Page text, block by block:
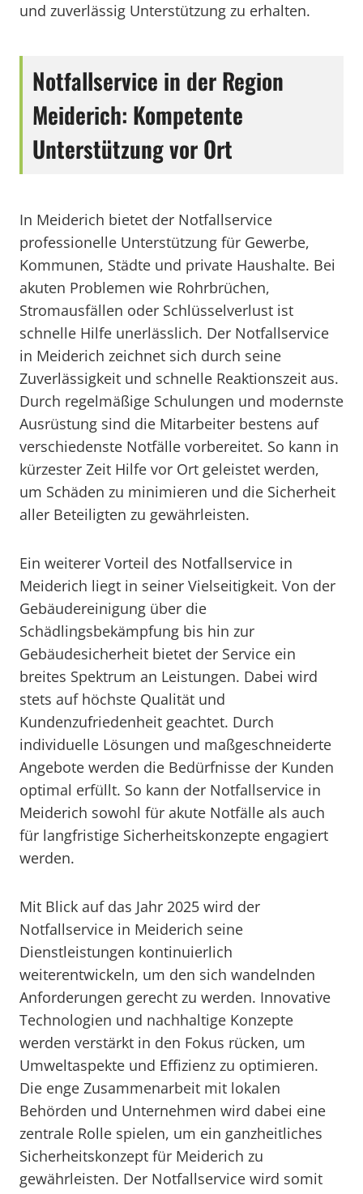
und zuverlässig Unterstützung zu erhalten.
Notfallservice in der Region
Meiderich: Kompetente
Unterstützung vor Ort
In Meiderich bietet der Notfallservice
professionelle Unterstützung für Gewerbe,
Kommunen, Städte und private Haushalte. Bei
akuten Problemen wie Rohrbrüchen,
Stromausfällen oder Schlüsselverlust ist
schnelle Hilfe unerlässlich. Der Notfallservice
in Meiderich zeichnet sich durch seine
Zuverlässigkeit und schnelle Reaktionszeit aus.
Durch regelmäßige Schulungen und modernste
Ausrüstung sind die Mitarbeiter bestens auf
verschiedenste Notfälle vorbereitet. So kann in
kürzester Zeit Hilfe vor Ort geleistet werden,
um Schäden zu minimieren und die Sicherheit
aller Beteiligten zu gewährleisten.
Ein weiterer Vorteil des Notfallservice in
Meiderich liegt in seiner Vielseitigkeit. Von der
Gebäudereinigung über die
Schädlingsbekämpfung bis hin zur
Gebäudesicherheit bietet der Service ein
breites Spektrum an Leistungen. Dabei wird
stets auf höchste Qualität und
Kundenzufriedenheit geachtet. Durch
individuelle Lösungen und maßgeschneiderte
Angebote werden die Bedürfnisse der Kunden
optimal erfüllt. So kann der Notfallservice in
Meiderich sowohl für akute Notfälle als auch
für langfristige Sicherheitskonzepte engagiert
werden.
Mit Blick auf das Jahr 2025 wird der
Notfallservice in Meiderich seine
Dienstleistungen kontinuierlich
weiterentwickeln, um den sich wandelnden
Anforderungen gerecht zu werden. Innovative
Technologien und nachhaltige Konzepte
werden verstärkt in den Fokus rücken, um
Umweltaspekte und Effizienz zu optimieren.
Die enge Zusammenarbeit mit lokalen
Behörden und Unternehmen wird dabei eine
zentrale Rolle spielen, um ein ganzheitliches
Sicherheitskonzept für Meiderich zu
gewährleisten. Der Notfallservice wird somit